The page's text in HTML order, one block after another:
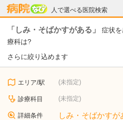
人で選べる医院検索
病院なび
「しみ・そばかすがある」
症状
療科は?
さらに絞り込めます
エリア/駅 (未指定)
診療科目 (未指定)
詳細条件 しみ・そばかすが